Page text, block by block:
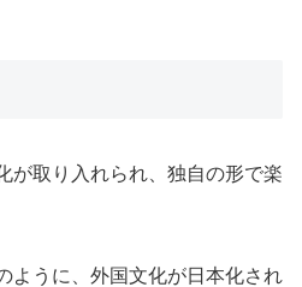
が取り入れられ、独自の形で楽
ように、外国文化が日本化され